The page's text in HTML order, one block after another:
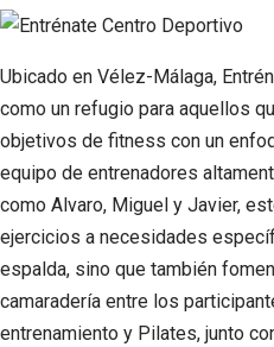
Ubicado en Vélez-Málaga,
como un refugio para aquellos
objetivos de fitness con un
equipo de entrenadores
como Alvaro, Miguel y Javier,
ejercicios a necesidades
espalda, sino que también
camaradería entre los
entrenamiento y Pilates, junto